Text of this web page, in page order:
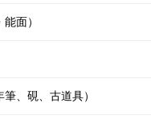
面）
、硯、古道具）